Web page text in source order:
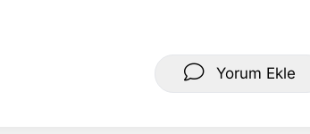
Yorum Ekle